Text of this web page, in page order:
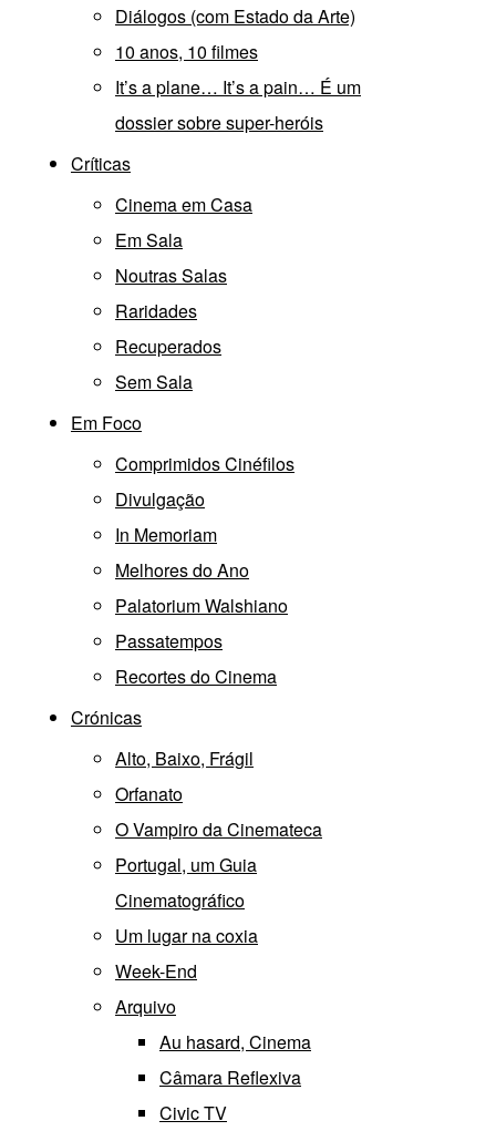
Diálogos (com Estado da Arte)
10 anos, 10 filmes
It’s a plane… It’s a pain… É um
dossier sobre super-heróis
Críticas
Cinema em Casa
Em Sala
Noutras Salas
Raridades
Recuperados
Sem Sala
Em Foco
Comprimidos Cinéfilos
Divulgação
In Memoriam
Melhores do Ano
Palatorium Walshiano
Passatempos
Recortes do Cinema
Crónicas
Alto, Baixo, Frágil
Orfanato
O Vampiro da Cinemateca
Portugal, um Guia
Cinematográfico
Um lugar na coxia
Week-End
Arquivo
Au hasard, Cinema
Câmara Reflexiva
Civic TV